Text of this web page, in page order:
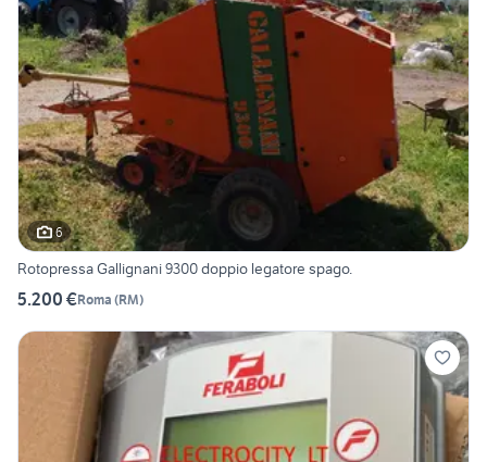
6
Rotopressa Gallignani 9300 doppio legatore spago.
5.200 €Roma (RM)